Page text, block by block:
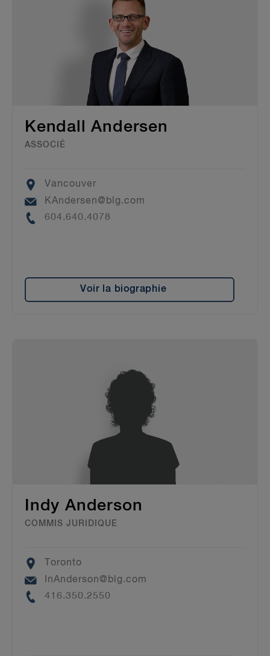
Kendall Andersen
ASSOCIÉ
Location
Vancouver
Email
KAndersen@blg.com
Phone
604.640.4078
Voir la biographie
Indy Anderson
COMMIS JURIDIQUE
Location
Toronto
EmailInAnderson@blg.com
Phone
416.350.2550